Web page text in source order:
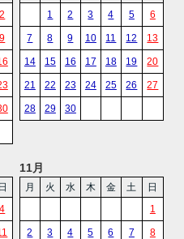
2
9
1
2 3 4 5 6
7 8 9 10 11 12 13
14 15 16 17 18 19 20
21 22 23 24 25 26 27
28 29 30
日
4
11月
月 火 水 木 金 土
日
1
2 3 4 5 6 7 8